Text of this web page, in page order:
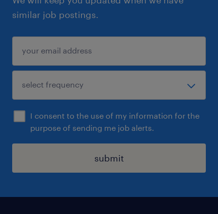
similar job postings.
I consent to the use of my information for the
purpose of sending me job alerts.
submit